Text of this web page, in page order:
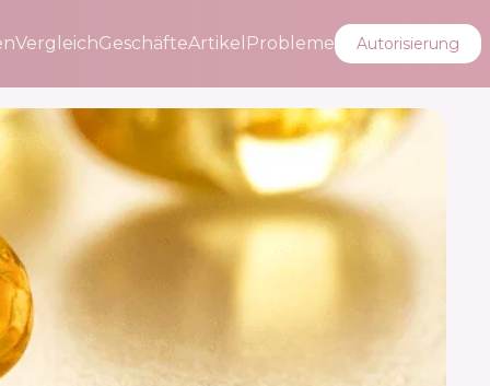
VergleichGeschäfteArtikel Probleme Autorisierung